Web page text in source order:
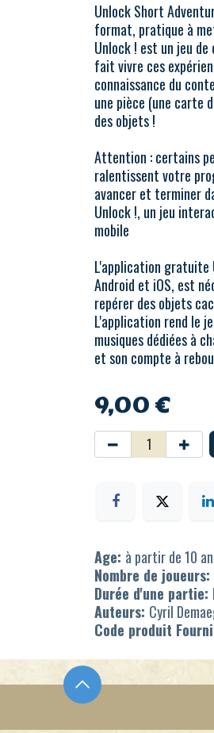
Unlock Short
format, pratique à
Unlock ! est un jeu
fait vivre ces
connaissance du
une pièce (une carte
des objets !
Attention : certains
ralentissent votre
avancer et terminer
​Unlock !, un jeu
mobile
L'application gratuite
Android et iOS, est
repérer des objets
L'application rend le
musiques dédiées à
et son compte à
9,00€
Age: à partir de 10
Nombre de joueurs:
Durée d'une partie:
Auteurs: Cyril
Code produit